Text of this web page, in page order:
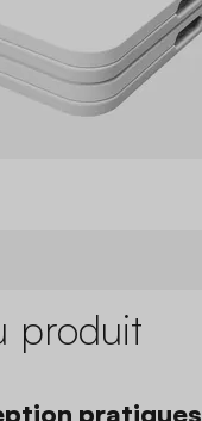
produit
pratiques